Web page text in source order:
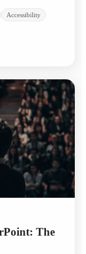
Accessibility
The